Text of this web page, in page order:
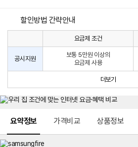
할인방법 간략안내
원
선
택
약
정
사
인
법
요금제 조건
공시지원
보통 5만원 이상의
요금제 사용
더보기
요약정보 가격비교 상품정보